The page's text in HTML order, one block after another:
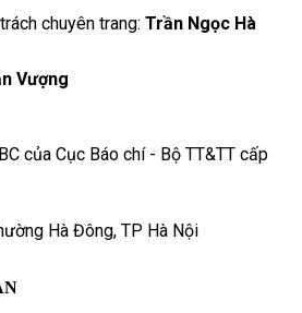
chuyên trang: Trần Ngọc Hà
Vượng
của Cục Báo chí - Bộ TT&TT cấp
Hà Đông, TP Hà Nội